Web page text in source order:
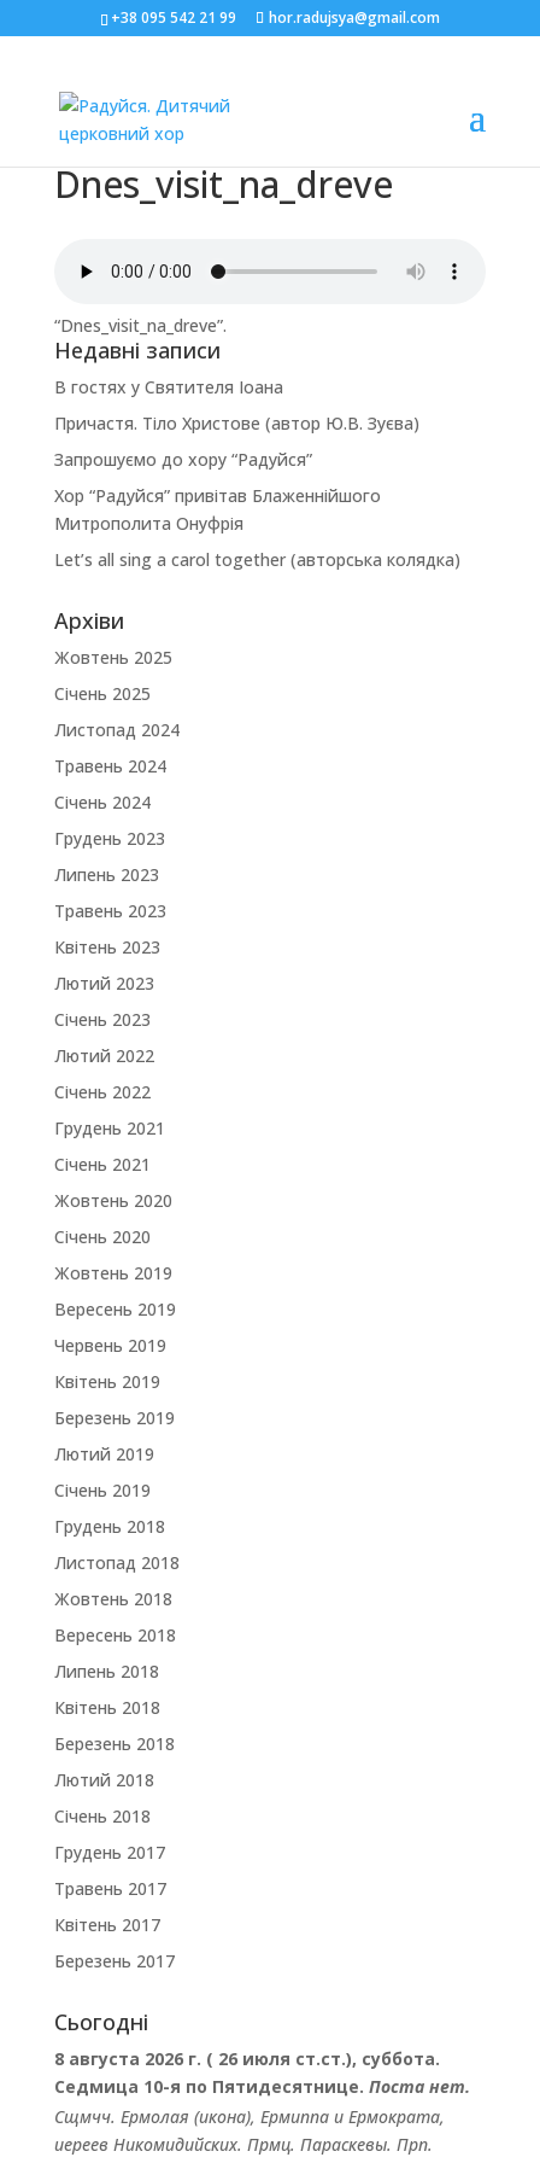
+38 095 542 21 99 hor.radujsya@gmail.com
Dnes_visit_na_dreve
“Dnes_visit_na_dreve”.
Недавні записи
В гостях у Святителя Іоана
Причастя. Тіло Христове (автор Ю.В. Зуєва)
Запрошуємо до хору “Радуйся”
Хор “Радуйся” привітав Блаженнійшого
Митрополита Онуфрія
Let’s all sing a carol together (авторська колядка)
Архіви
Жовтень 2025
Січень 2025
Листопад 2024
Травень 2024
Січень 2024
Грудень 2023
Липень 2023
Травень 2023
Квітень 2023
Лютий 2023
Січень 2023
Лютий 2022
Січень 2022
Грудень 2021
Січень 2021
Жовтень 2020
Січень 2020
Жовтень 2019
Вересень 2019
Червень 2019
Квітень 2019
Березень 2019
Лютий 2019
Січень 2019
Грудень 2018
Листопад 2018
Жовтень 2018
Вересень 2018
Липень 2018
Квітень 2018
Березень 2018
Лютий 2018
Січень 2018
Грудень 2017
Травень 2017
Квітень 2017
Березень 2017
Сьогодні
8 августа 2026 г. ( 26 июля ст.ст.), суббота.
Седмица 10-я по Пятидесятнице. Поста нет.
Сщмчч. Ермолая (икона), Ермиппаи Ермократа,
иереев Никомидийских. Прмц. Параскевы. Прп.